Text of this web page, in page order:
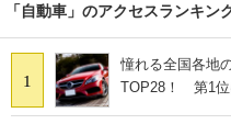
「自動車」のアクセスランキン
1
憧れる全国各地
TOP28！ 第1位